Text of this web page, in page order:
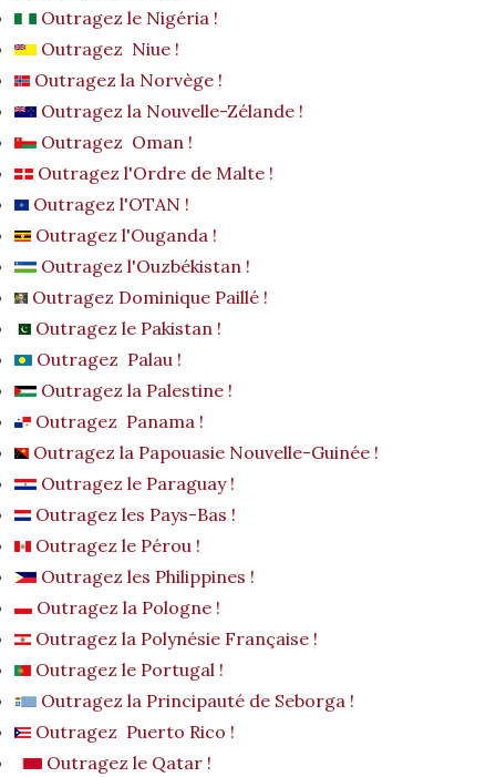
Outragez le Nigéria !
Outragez Niue !
Outragez la Norvège !
Outragez la Nouvelle-Zélande !
Outragez Oman !
Outragez l'Ordre de Malte !
Outragez l'OTAN !
Outragez l'Ouganda !
Outragez l'Ouzbékistan !
Outragez Dominique Paillé !
Outragez le Pakistan !
Outragez Palau !
Outragez la Palestine !
Outragez Panama !
Outragez la Papouasie Nouvelle-Guinée !
Outragez le Paraguay !
Outragez les Pays-Bas !
Outragez le Pérou !
Outragez les Philippines !
Outragez la Pologne !
Outragez la Polynésie Française !
Outragez le Portugal !
Outragez la Principauté de Seborga !
Outragez Puerto Rico !
Outragez le Qatar !